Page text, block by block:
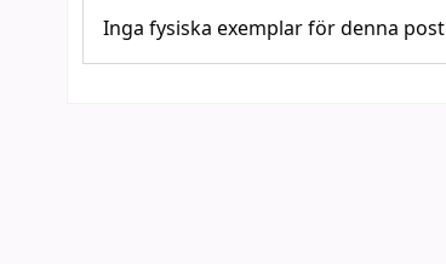
Inga fysiska exemplar för denna post